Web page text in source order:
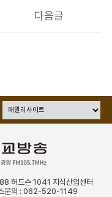
다음글
허드슨 1041 지식산업센터
문의 : 062-520-1149